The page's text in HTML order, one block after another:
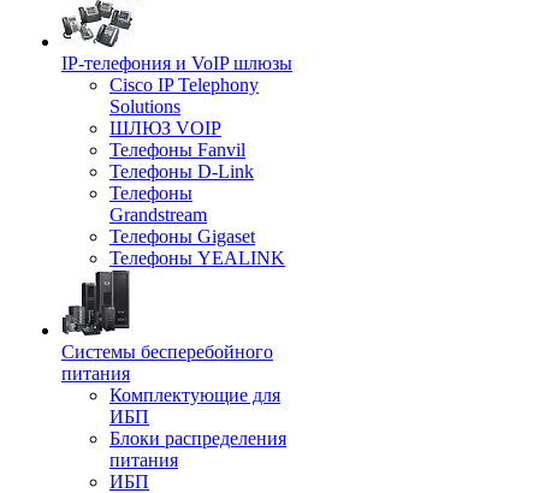
IP-телефония и VoIP шлюзы
Cisco IP Telephony
Solutions
ШЛЮЗ VOIP
Телефоны Fanvil
Телефоны D-Link
Телефоны
Grandstream
Телефоны Gigaset
Телефоны YEALINK
Системы бесперебойного
питания
Комплектующие для
ИБП
Блоки распределения
питания
ИБП